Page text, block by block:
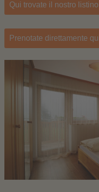
Qui trovate il nostro
Prenotate direttamente